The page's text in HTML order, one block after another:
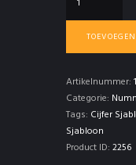
Sjablonen
Set
50mm
Type
2
aantal
Artikelnummer:
Categorie:
Tags: Cijfer
Sjabloon
Product ID: 2256